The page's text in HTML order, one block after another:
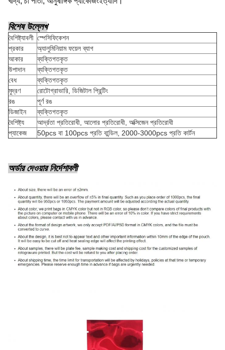
বিশেষ উল্লেখ
বৈশিষ্ট্যাবলী স্পেসিফিকেশন
প্রকার
অ্যালুমিনিয়াম ফয়েল ব্যাগ
আকার
ব্যক্তিগতকৃত
উপাদান
ব্যক্তিগতকৃত
বেধ
ব্যক্তিগতকৃত
মুদ্রণ
রোটোগ্রাভারি, ডিজিটাল প্রিন্টিং
রঙ
পূর্ণ রঙ
ডিজাইন
ব্যক্তিগতকৃত
বৈশিষ্ট্য
আর্দ্রতা প্রতিরোধী, আলোর প্রতিরোধী, অক্সিজেন প্রতিরোধী
প্যাকেজ
50pcs বা 100pcs প্রতি বান্ডিল, 2000-3000pcs প্রতি কার্টন
অর্ডার দেওয়ার নির্দেশাবলী